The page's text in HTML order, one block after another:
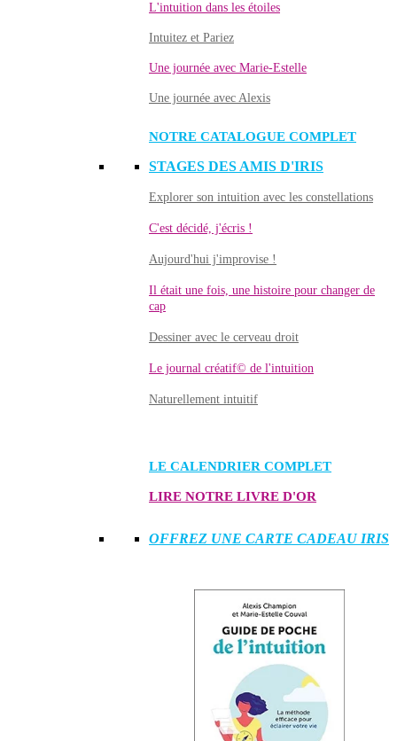
L'intuition dans les étoiles
Intuitez et Pariez
Une journée avec Marie-Estelle
Une journée avec Alexis
NOTRE CATALOGUE COMPLET
STAGES DES AMIS D'IRIS
Explorer son intuition avec les constellations
C'est décidé, j'écris !
Aujourd'hui j'improvise !
Il était une fois, une histoire pour changer de
cap
Dessiner avec le cerveau droit
Le journal créatif© de l'intuition
Naturellement intuitif
LE CALENDRIER COMPLET
LIRE NOTRE LIVRE D'OR
OFFREZ UNE CARTE CADEAU IRIS